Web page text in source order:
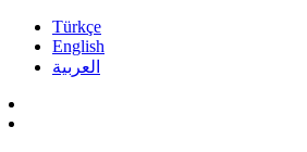
Türkçe
English
العربية